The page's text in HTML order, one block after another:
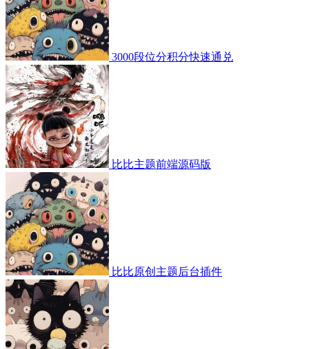
3000段位分积分快速通兑
比比主题前端源码版
比比原创主题后台插件